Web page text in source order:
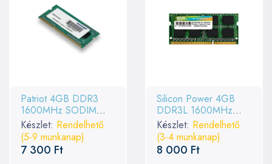
Patriot 4GB DDR3
1600MHz SODIMM
Signature Line
Készlet: Rendelhető
(5-9 munkanap)
7 300 Ft
Silicon Power 4GB
DDR3L 1600MHz
SODIMM
Készlet: Rendelhető
(3-4 munkanap)
8 000 Ft